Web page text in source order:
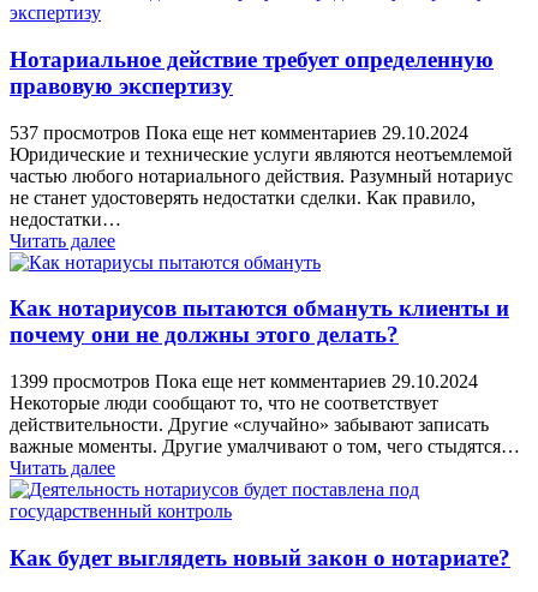
Нотариальное действие требует определенную
правовую экспертизу
537 просмотров Пока еще нет комментариев 29.10.2024
Юридические и технические услуги являются неотъемлемой
частью любого нотариального действия. Разумный нотариус
не станет удостоверять недостатки сделки. Как правило,
недостатки…
Читать далее
Как нотариусов пытаются обмануть клиенты и
почему они не должны этого делать?
1399 просмотров Пока еще нет комментариев 29.10.2024
Некоторые люди сообщают то, что не соответствует
действительности. Другие «случайно» забывают записать
важные моменты. Другие умалчивают о том, чего стыдятся…
Читать далее
Как будет выглядеть новый закон о нотариате?